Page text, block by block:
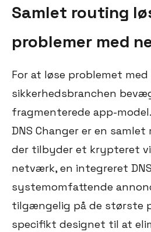
Samlet routing
problemer med
For at løse problemet
sikkerhedsbranchen
fragmenterede app-model.
DNS Changer er en
der tilbyder et krypteret
netværk, en integreret
systemomfattende
tilgængelig på de største
specifikt designet til at